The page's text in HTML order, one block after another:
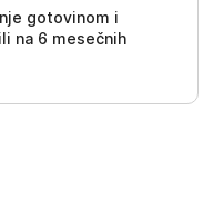
gotovinom i
na 6 mesečnih